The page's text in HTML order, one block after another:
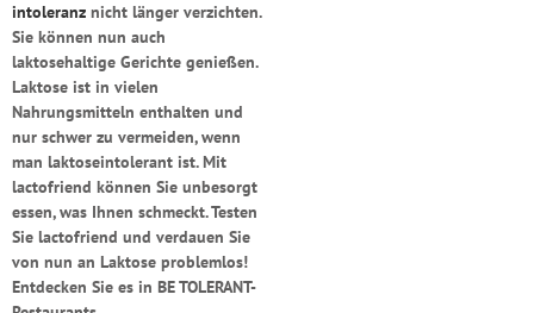
intoleranz nicht länger verzichten.
Sie können nun auch
laktosehaltige Gerichte genießen.
Laktose ist in vielen
Nahrungsmitteln enthalten und
nur schwer zu vermeiden, wenn
man laktoseintolerant ist.Mit
lactofriend können Sie unbesorgt
essen, was Ihnen schmeckt. Testen
Sie lactofriend und verdauen Sie
von nun an Laktose problemlos!
Entdecken Sie es in BE TOLERANT-